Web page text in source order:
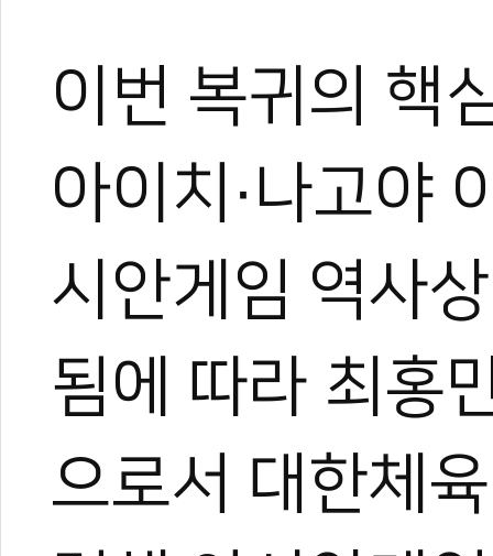
이번 복귀의 핵
아이치·나고야
시안게임 역사
됨에 따라 최홍
으로서 대한체